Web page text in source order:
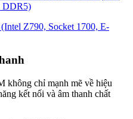
DDR5)
Z790, Socket 1700, E-
chỉ mạnh mẽ về hiệu
kết nối và âm thanh chất